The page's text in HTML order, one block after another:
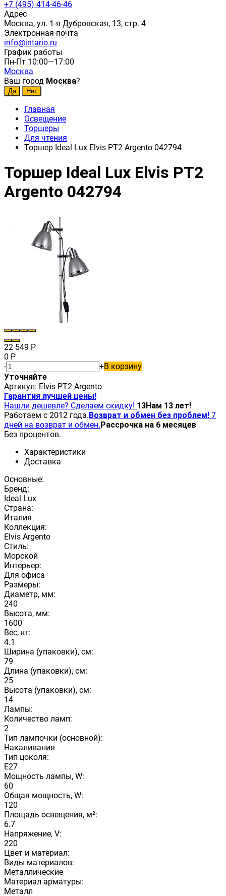
+7 (495) 414-46-46
Адрес
Москва, ул. 1-я Дубровская, 13, стр. 4
Электронная почта
info@intario.ru
График работы
Пн-Пт 10:00—17:00
Москва
Ваш город Москва?
Главная
Освещение
Торшеры
Для чтения
Торшер Ideal Lux Elvis PT2 Argento 042794
Торшер Ideal Lux Elvis PT2
Argento 042794
22 549 Р
0 Р
-
+В корзину
Уточняйте
Артикул: Elvis PT2 Argento
Гарантия лучшей цены!
Нашли дешевле? Сделаем скидку! 13Нам 13 лет!
Работаем с 2012 года.Возврат и обмен без проблем! 7
дней на возврат и обмен.Рассрочка на 6 месяцев
Без процентов.
Характеристики
Доставка
Основные:
Бренд:
Ideal Lux
Страна:
Италия
Коллекция:
Elvis Argento
Стиль:
Морской
Интерьер:
Для офиса
Размеры:
Диаметр, мм:
240
Высота, мм:
1600
Вес, кг:
4.1
Ширина (упаковки), см:
79
Длина (упаковки), см:
25
Высота (упаковки), см:
14
Лампы:
Количество ламп:
2
Тип лампочки (основной):
Накаливания
Тип цоколя:
E27
Мощность лампы, W:
60
Общая мощность, W:
120
Площадь освещения, м²:
6.7
Напряжение, V:
220
Цвет и материал:
Виды материалов:
Металлические
Материал арматуры:
Металл